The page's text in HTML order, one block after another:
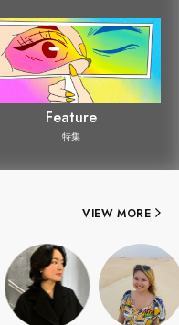
Feature
特集
VIEW MORE